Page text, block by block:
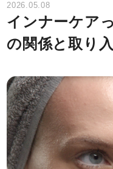
2026.05.08
インナーケア
の関係と取り